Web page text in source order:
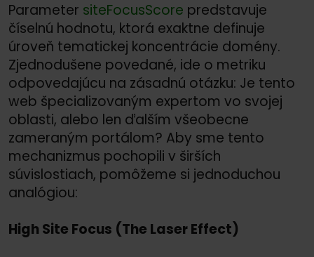
Parameter siteFocusScore predstavuje
číselnú hodnotu, ktorá exaktne definuje
úroveň tematickej koncentrácie domény.
Zjednodušene povedané, ide o metriku
odpovedajúcu na zásadnú otázku: Je tento
web špecializovaným expertom vo svojej
oblasti, alebo len ďalším všeobecne
zameraným portálom? Aby sme tento
mechanizmus pochopili v širších
súvislostiach, pomôžeme si jednoduchou
analógiou:
High Site Focus (The Laser Effect)